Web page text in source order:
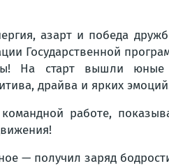
азарт и победа
Государственной
На старт вышли юные
драйва и ярких
работе,
— получил заряд